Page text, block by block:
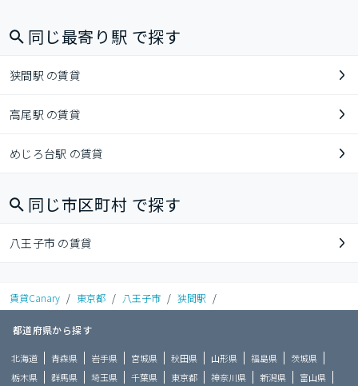
同じ最寄り駅 で探す
狭間駅 の賃貸
高尾駅 の賃貸
めじろ台駅 の賃貸
同じ市区町村 で探す
八王子市 の賃貸
賃貸Canary / 東京都 / 八王子市 / 狭間駅 /
都道府県から探す
北海道 青森県 岩手県 宮城県 秋田県 山形県 福島県
茨城県
栃木県
群馬県 埼玉県 千葉県 東京都 神奈川県 新潟県 富山県